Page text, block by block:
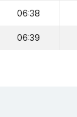
06:38
06:39